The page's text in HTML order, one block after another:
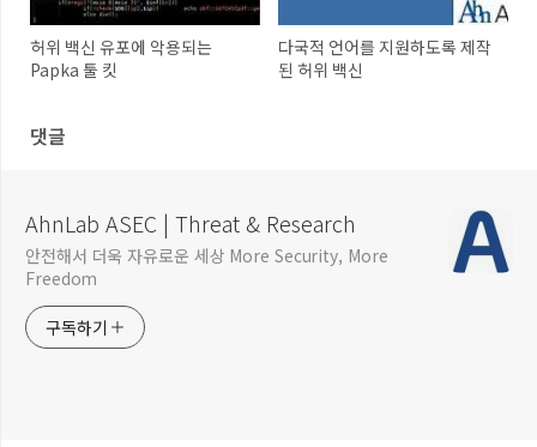
허위 백신 유포에 악용되는
Papka 툴 킷
다국적 언어를 지원하도록 제작
된 허위 백신
댓글
AhnLab ASEC | Threat & Research
안전해서 더욱 자유로운 세상 More Security, More
Freedom
구독하기